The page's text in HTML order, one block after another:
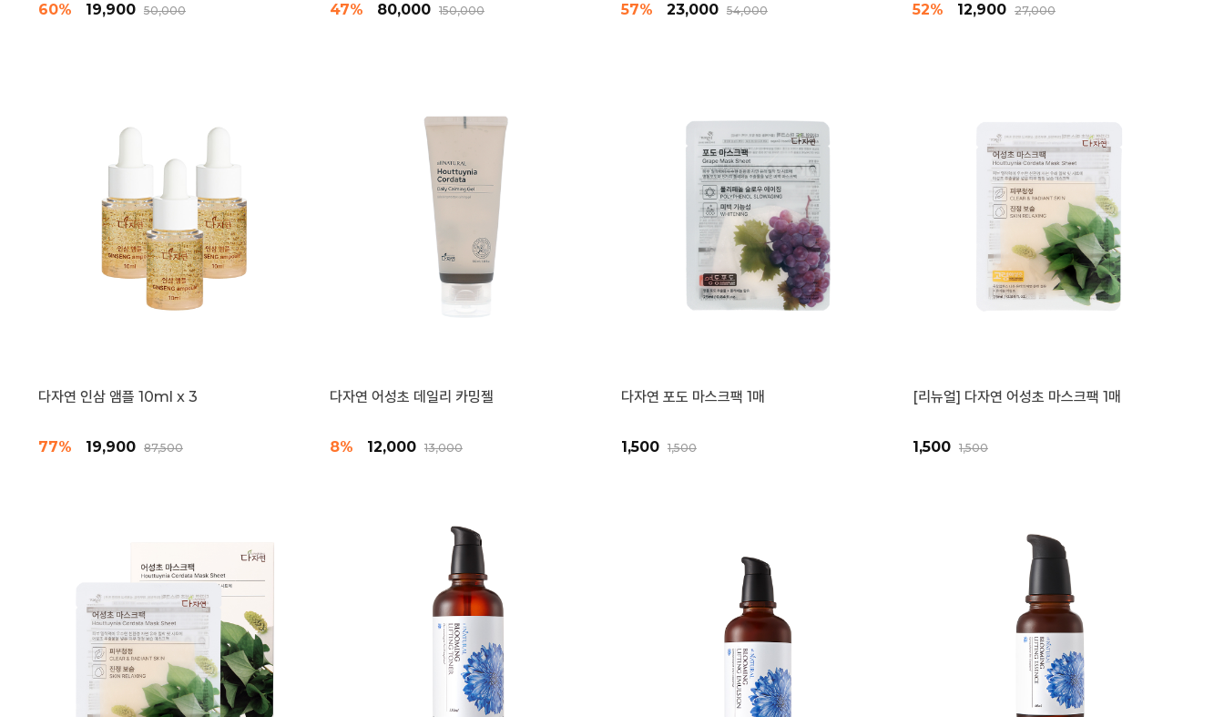
60% 19,900 50,000 47% 80,000 150,000 57% 23,000 54,000 52% 12,900 27,000
다자연 인삼 앰플 10ml x 3
77% 19,900 87,500
다자연 어성초 데일리 카밍젤
8% 12,000 13,000
다자연 포도 마스크팩 1매
1,500 1,500
[리뉴얼] 다자연 어성초 마스크팩 1매
1,500 1,500